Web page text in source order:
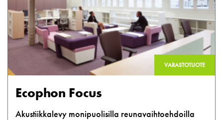
VARASTOTUOTE
Ecophon Focus
Akustiikkalevy monipuolisilla reunavaihtoehdoilla